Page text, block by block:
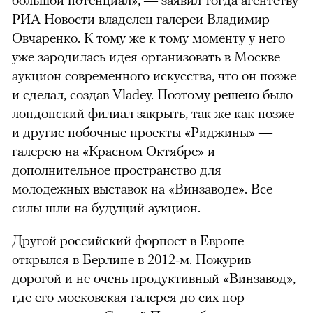
РИА Новости владелец галереи Владимир
Овчаренко. К тому же к тому моменту у него
уже зародилась идея организовать в Москве
аукцион современного искусства, что он позже
и сделал, создав Vladey. Поэтому решено было
лондонский филиал закрыть, так же как позже
и другие побочные проекты «Риджины» —
галерею на «Красном Октябре» и
дополнительное пространство для
молодежных выставок на «Винзаводе». Все
силы шли на будущий аукцион.
Другой российский форпост в Европе
открылся в Берлине в 2012-м. Пожурив
дорогой и не очень продуктивный «Винзавод»,
где его московская галерея до сих пор